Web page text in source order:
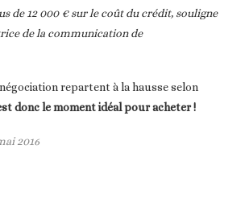
de 12 000 € sur le coût du crédit, souligne
de la communication de
repartent à la hausse selon
donc le moment idéal pour acheter !
2016